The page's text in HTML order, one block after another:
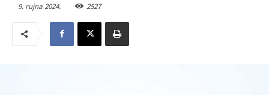
9. rujna 2024. 2527